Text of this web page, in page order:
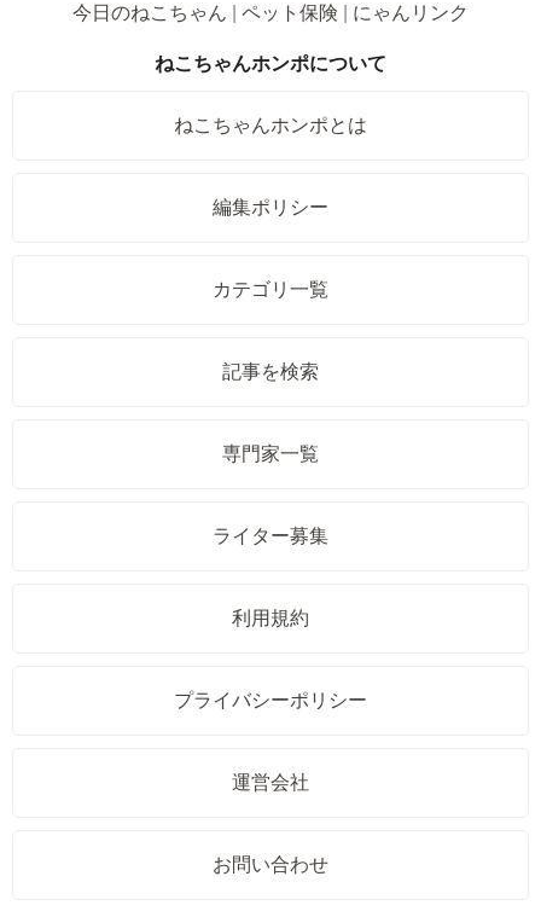
今日のねこちゃん
ペット保険 にゃんリンク
ねこちゃんホンポについて
ねこちゃんホンポとは
編集ポリシー
カテゴリ一覧
記事を検索
専門家一覧
ライター募集
利用規約
プライバシーポリシー
運営会社
お問い合わせ